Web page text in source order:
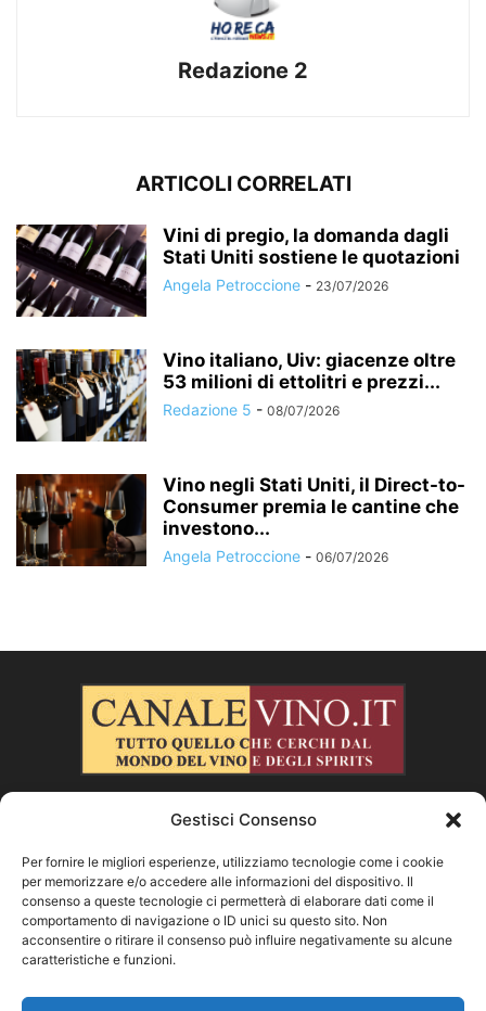
Redazione 2
ARTICOLI CORRELATI
Vini di pregio, la domanda dagli
Stati Uniti sostiene le quotazioni
Angela Petroccione - 23/07/2026
Vino italiano, Uiv: giacenze oltre
53 milioni di ettolitri e prezzi...
Redazione 5 - 08/07/2026
Vino negli Stati Uniti, il Direct-to-
Consumer premia le cantine che
investono...
Angela Petroccione - 06/07/2026
CHI SIAMO
SEGUICI
Facebook
Gestisci Consenso
Per fornire le migliori esperienze, utilizziamo tecnologie come i cookie
per memorizzare e/o accedere alle informazioni del dispositivo. Il
consenso a queste tecnologie ci permetterà di elaborare dati come il
comportamento di navigazione o ID unici su questo sito. Non
acconsentire o ritirare il consenso può influire negativamente su alcune
caratteristiche e funzioni.